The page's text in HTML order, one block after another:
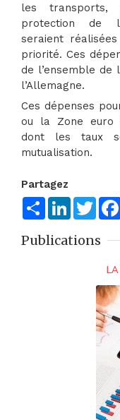
les transports,
protection de
seraient
priorité. Ces
de l’ensemble
l’Allemagne.
Ces dépenses
ou la Zone euro
dont les taux
mutualisation.
Partagez
ShareLinkedIn
Publications